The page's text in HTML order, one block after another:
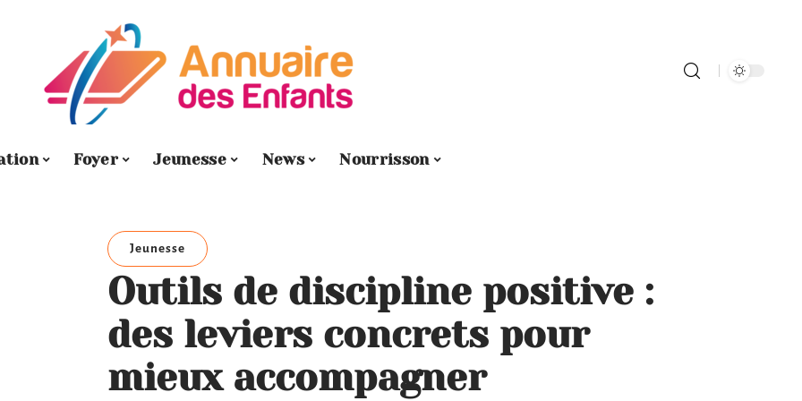
Foyer Jeunesse News Nourrisson
Jeunesse
Outils de discipline positive :
des leviers concrets pour
mieux accompagner